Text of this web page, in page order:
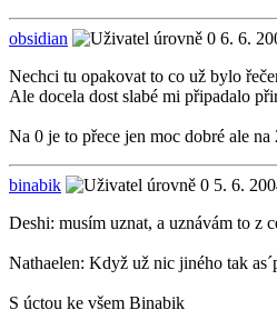
obsidian
6. 6.
Nechci tu opakovat to co už bylo
Ale docela dost slabé mi připadalo
Na 0 je to přece jen moc dobré ale na
binabik
5. 6.
Deshi: musím uznat, a uznávám to z
Nathaelen: Když už nic jiného tak
S úctou ke všem Binabik